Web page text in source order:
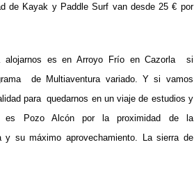
de Kayak y Paddle Surf van desde 25 € por
alojarnos es en Arroyo Frío en Cazorla si
de Multiaventura variado. Y si vamos
para quedarnos en un viaje de estudios y
es Pozo Alcón por la proximidad de la
y su máximo aprovechamiento. La sierra de